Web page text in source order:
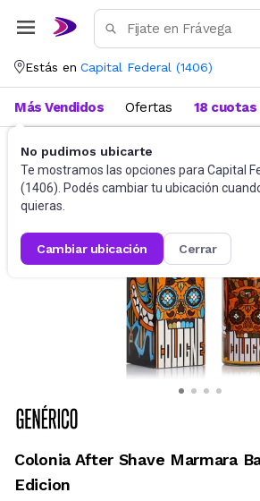
Estás en Capital Federal (1406)
No pudimos ubicarte
Te mostramos las opciones para Capital
(1406). Podés cambiar tu ubicación
quieras.
cambiar ubicación cerrar
Más Vendidos Ofertas 18 cuotas
Perfumes Perfumes unisex
Colonia After Shave Marmara
Edicion